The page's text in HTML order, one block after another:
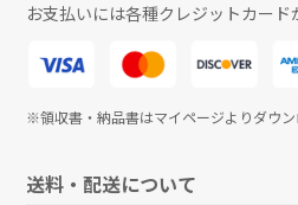
お支払いには各種クレジットカード
※領収書・納品書はマイページよりダウン
送料・配送について